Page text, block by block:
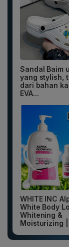
Sandal Baim
yang stylish,
dari bahan
EVA...
WHITE INC
White Body
Whitening &
Moisturizing